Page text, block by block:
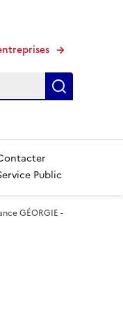
Public
GÉORGIE -